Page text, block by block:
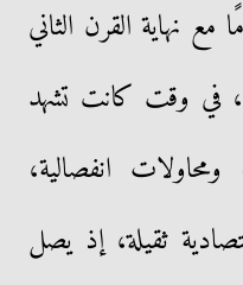
نهاية القرن الثاني
في وقت كانت تشهد
انفصالية،
ثقيلة، إذ يصل